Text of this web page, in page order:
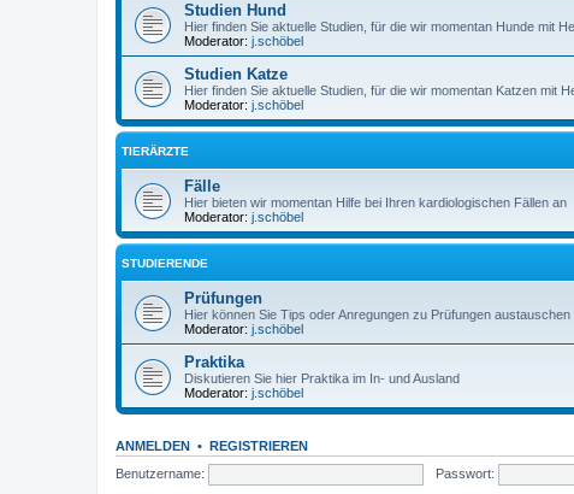
Studien Hund
Hier finden Sie aktuelle Studien, für die wir momentan Hunde mit
Moderator: j.schöbel
Studien Katze
Hier finden Sie aktuelle Studien, für die wir momentan Katzen mit
Moderator: j.schöbel
TIERÄRZTE
Fälle
Hier bieten wir momentan Hilfe bei Ihren kardiologischen Fällen an
Moderator: j.schöbel
STUDIERENDE
Prüfungen
Hier können Sie Tips oder Anregungen zu Prüfungen austauschen
Moderator: j.schöbel
Praktika
Diskutieren Sie hier Praktika im In- und Ausland
Moderator: j.schöbel
ANMELDEN • REGISTRIEREN
Benutzername:
Passwort: